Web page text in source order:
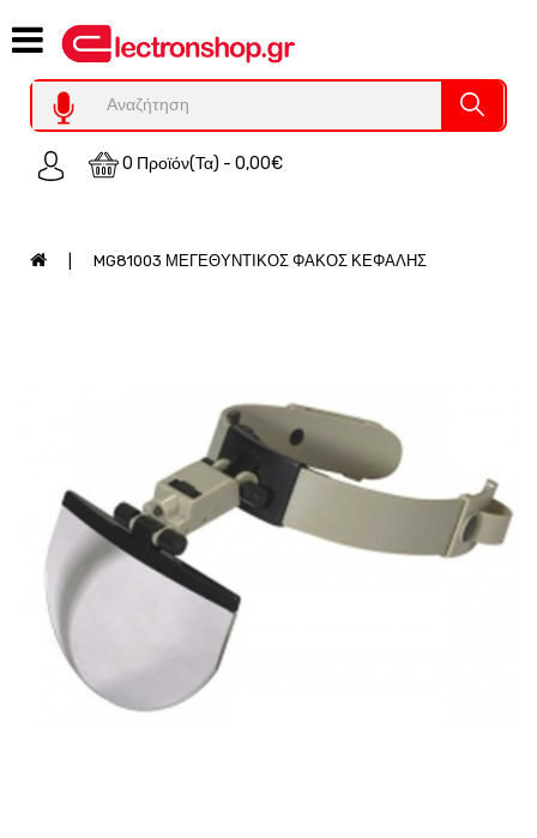
0 Προϊόν(τα) - 0,00€
Category
Υπολογιστες
REFURBISHED
Χειριστήρια
Φωτοβολταικά-
Ενέργεια
Gadgets
Υγεία
Ομορφιά
MG81003 ΜΕΓΕΘΥΝΤΙΚΟΣ ΦΑΚΟΣ ΚΕΦΑΛΗΣ